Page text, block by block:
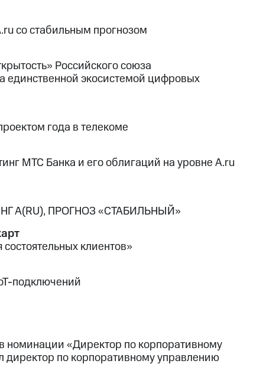
со стабильным прогнозом
Российского союза
экосистемой цифровых
года в телекоме
МТС Банка и его облигаций на уровне A.ru
А(RU), ПРОГНОЗ «СТАБИЛЬНЫЙ»
клиентов»
подключений
номинации «Директор по корпоративному
по корпоративному управлению